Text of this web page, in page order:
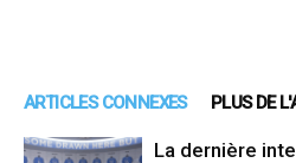
ARTICLES CONNEXES PLUS DE
La dernière